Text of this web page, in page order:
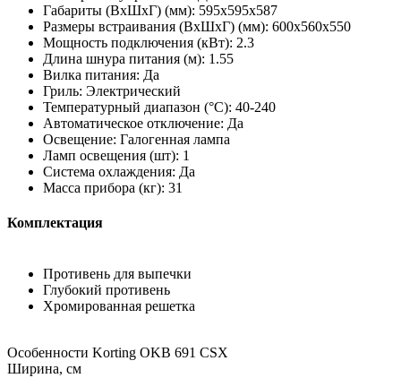
Габариты (ВхШхГ) (мм): 595x595x587
Размеры встраивания (ВхШхГ) (мм): 600x560x550
Мощность подключения (кВт): 2.3
Длина шнура питания (м): 1.55
Вилка питания: Да
Гриль: Электрический
Температурный диапазон (°C): 40-240
Автоматическое отключение: Да
Освещение: Галогенная лампа
Ламп освещения (шт): 1
Система охлаждения: Да
Масса прибора (кг): 31
Комплектация
Противень для выпечки
Глубокий противень
Хромированная решетка
Особенности Korting OKB 691 CSX
Ширина, см